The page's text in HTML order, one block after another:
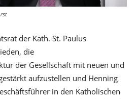
der Kath. St. Paulus
die
der Gesellschaft mit neuen und
aufzustellen und Henning
in den Katholischen